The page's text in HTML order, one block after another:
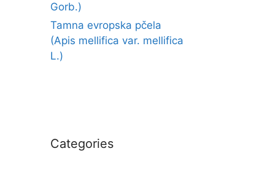
Gorb.)
Tamna evropska pčela
(Apis mellifica var. mellifica
L.)
Categories